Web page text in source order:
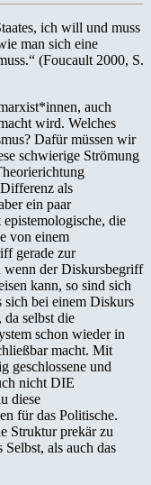
ich will und muss
man sich eine
(Foucault 2000, S.
auch
wird. Welches
Dafür müssen wir
schwierige Strömung
als
ein paar
die
von einem
gerade zur
wenn der Diskursbegriff
kann, so sind sich
sich bei einem Diskurs
da selbst die
schon wieder in
macht. Mit
geschlossene und
nicht DIE
diese
für das Politische.
Struktur prekär zu
als auch das